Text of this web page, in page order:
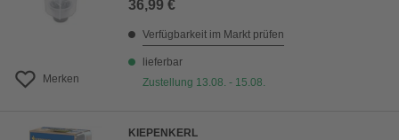
Merken
36,99 €
Verfügbarkeit im Markt prüfen
lieferbar
Zustellung 13.08. - 15.08.
KIEPENKERL